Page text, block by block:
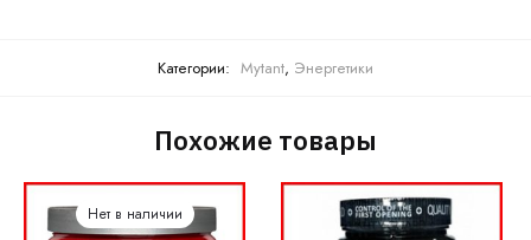
Категории: Mytant, Энергетики
Похожие товары
Нет в наличии